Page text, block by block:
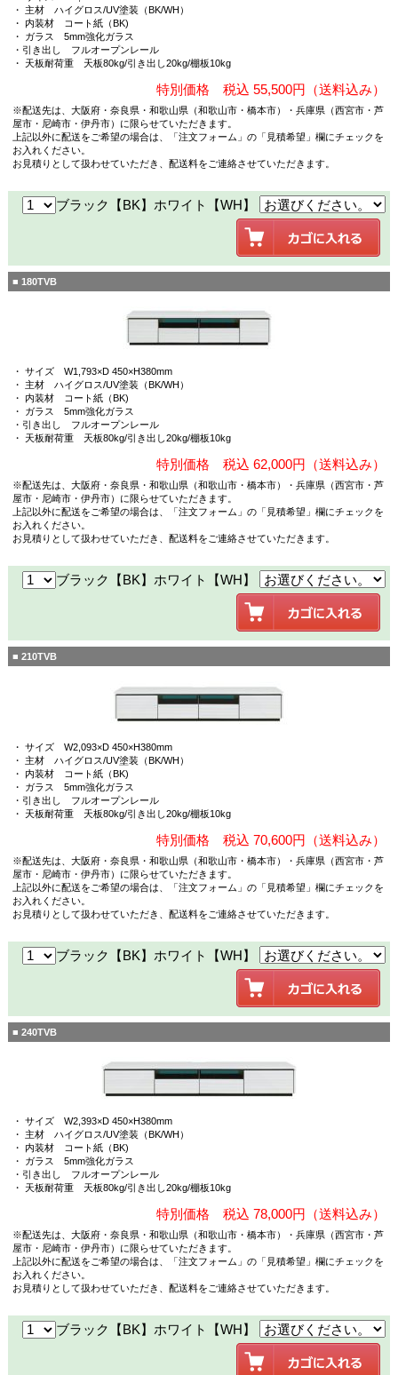
・ 主材 ハイグロス/UV塗装（BK/WH）
・ 内装材 コート紙（BK)
・ ガラス 5mm強化ガラス
・引き出し フルオープンレール
・ 天板耐荷重 天板80kg/引き出し20kg/棚板10kg
特別価格 税込 55,500円（送料込み）
※配送先は、大阪府・奈良県・和歌山県（和歌山市・橋本市）・兵庫県（西宮市・芦
屋市・尼崎市・伊丹市）に限らせていただきます。
上記以外に配送をご希望の場合は、「注文フォーム」の「見積希望」欄にチェックを
お入れください。
お見積りとして扱わせていただき、配送料をご連絡させていただきます。
ブラック【BK】ホワイト【WH】
■ 180TVB
・ サイズ W1,793×D 450×H380mm
・ 主材 ハイグロス/UV塗装（BK/WH）
・ 内装材 コート紙（BK)
・ ガラス 5mm強化ガラス
・引き出し フルオープンレール
・ 天板耐荷重 天板80kg/引き出し20kg/棚板10kg
特別価格 税込 62,000円（送料込み）
※配送先は、大阪府・奈良県・和歌山県（和歌山市・橋本市）・兵庫県（西宮市・芦
屋市・尼崎市・伊丹市）に限らせていただきます。
上記以外に配送をご希望の場合は、「注文フォーム」の「見積希望」欄にチェックを
お入れください。
お見積りとして扱わせていただき、配送料をご連絡させていただきます。
ブラック【BK】ホワイト【WH】
■ 210TVB
・ サイズ W2,093×D 450×H380mm
・ 主材 ハイグロス/UV塗装（BK/WH）
・ 内装材 コート紙（BK)
・ ガラス 5mm強化ガラス
・引き出し フルオープンレール
・ 天板耐荷重 天板80kg/引き出し20kg/棚板10kg
特別価格 税込 70,600円（送料込み）
※配送先は、大阪府・奈良県・和歌山県（和歌山市・橋本市）・兵庫県（西宮市・芦
屋市・尼崎市・伊丹市）に限らせていただきます。
上記以外に配送をご希望の場合は、「注文フォーム」の「見積希望」欄にチェックを
お入れください。
お見積りとして扱わせていただき、配送料をご連絡させていただきます。
ブラック【BK】ホワイト【WH】
■ 240TVB
・ サイズ W2,393×D 450×H380mm
・ 主材 ハイグロス/UV塗装（BK/WH）
・ 内装材 コート紙（BK)
・ ガラス 5mm強化ガラス
・引き出し フルオープンレール
・ 天板耐荷重 天板80kg/引き出し20kg/棚板10kg
特別価格 税込 78,000円（送料込み）
※配送先は、大阪府・奈良県・和歌山県（和歌山市・橋本市）・兵庫県（西宮市・芦
屋市・尼崎市・伊丹市）に限らせていただきます。
上記以外に配送をご希望の場合は、「注文フォーム」の「見積希望」欄にチェックを
お入れください。
お見積りとして扱わせていただき、配送料をご連絡させていただきます。
ブラック【BK】ホワイト【WH】